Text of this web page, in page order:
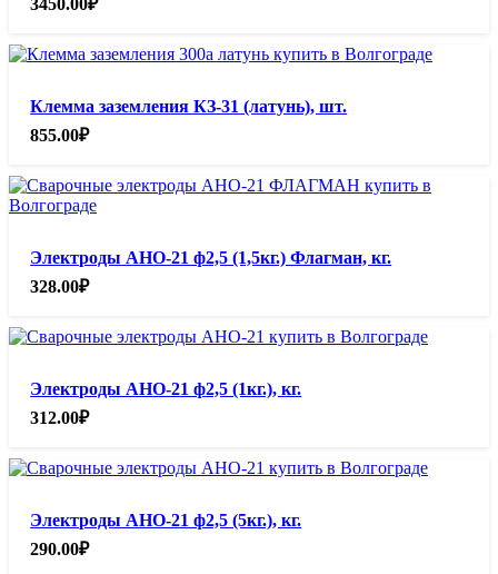
3450.00₽
Клемма заземления КЗ-31 (латунь), шт.
855.00₽
Электроды АНО-21 ф2,5 (1,5кг.) Флагман, кг.
328.00₽
Электроды АНО-21 ф2,5 (1кг.), кг.
312.00₽
Электроды АНО-21 ф2,5 (5кг.), кг.
290.00₽